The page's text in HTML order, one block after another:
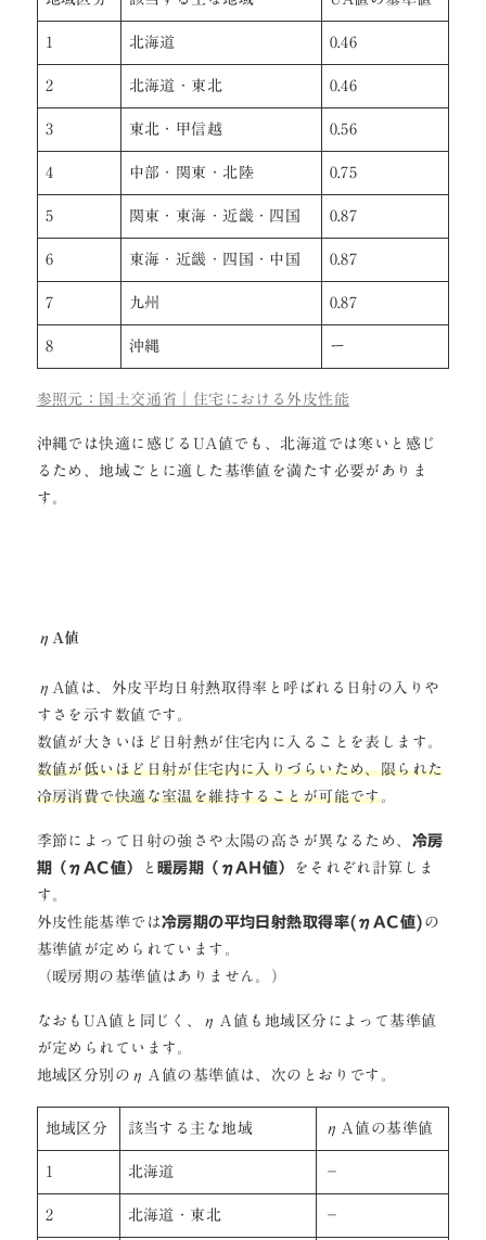
1 北海道 0.46
2 北海道・東北 0.46
3 東北・甲信越 0.56
4 中部・関東・北陸 0.75
5 関東・東海・近畿・四国 0.87
6 東海・近畿・四国・中国 0.87
7 九州 0.87
8 沖縄 ー
参照元：国土交通省｜住宅における外皮性能
沖縄では快適に感じるUA値でも、北海道では寒いと感じ
るため、地域ごとに適した基準値を満たす必要がありま
す。
ηA値
ηA値は、外皮平均日射熱取得率と呼ばれる日射の入りや
すさを示す数値です。
数値が大きいほど日射熱が住宅内に入ることを表します。
数値が低いほど日射が住宅内に入りづらいため、限られた
冷房消費で快適な室温を維持することが可能です。
季節によって日射の強さや太陽の高さが異なるため、 冷房
期（ηAC値）
と 暖房期（ηAH値）
をそれぞれ計算しま
す。
外皮性能基準では冷房期の平均日射熱取得率(ηAC値) の
基準値が定められています。
（暖房期の基準値はありません。）
なおもUA値と同じく、ηＡ値も地域区分によって基準値
が定められています。
地域区分別のηＡ値の基準値は、次のとおりです。
地域区分 該当する主な地域 ηＡ値の基準値
1 北海道 －
2 北海道・東北 －